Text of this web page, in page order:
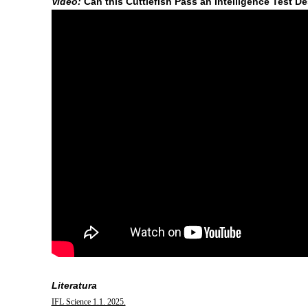
Literatura
IFL Science 1.1. 2025.